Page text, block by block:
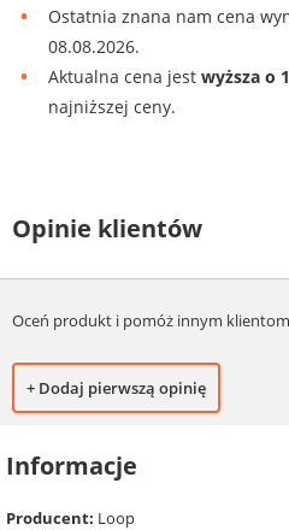
Ostatnia znana nam cena
08.08.2026.
Aktualna cena jest wyższa o
najniższej ceny.
Opinie klientów
Oceń produkt i pomóż innym
+ Dodaj pierwszą opinię
Informacje
Producent: Loop